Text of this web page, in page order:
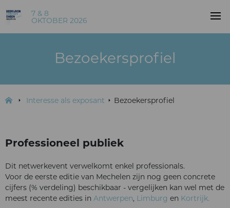
7 & 8
OKTOBER 2026
Bezoekersprofiel
Interesse als exposant Bezoekersprofiel
Professioneel publiek
Dit netwerkevent verwelkomt enkel professionals.
Voor de eerste editie van Mechelen zijn nog geen concrete
cijfers (% verdeling) beschikbaar - vergelijken kan wel met de
meest recente edities in Antwerpen, Limburg en Kortrijk.